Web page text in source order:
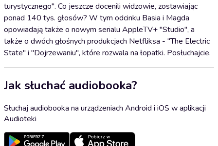
turystycznego". Co jeszcze docenili widzowie, zostawiając
ponad 140 tys. głosów? W tym odcinku Basia i Magda
opowiadają także o nowym serialu AppleTV+ "Studio", a
także o dwóch głośnych produkcjach Netfliksa - "The Electric
State" i "Dojrzewaniu", które rozwala na łopatki. Posłuchajcie.
Jak słuchać audiobooka?
Słuchaj audiobooka na urządzeniach Android i iOS w aplikacji
Audioteki